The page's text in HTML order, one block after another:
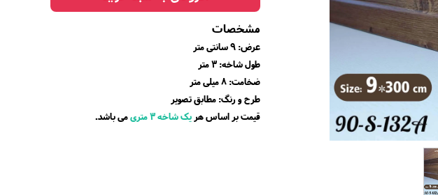
مشخصات
عرض: 9 سانتی متر
طول شاخه: 3 متر
ضخامت: ۸ میلی متر
طرح و رنگ: مطابق تصویر
قیمت بر اساس هر یک شاخه ۳ متری می باشد.